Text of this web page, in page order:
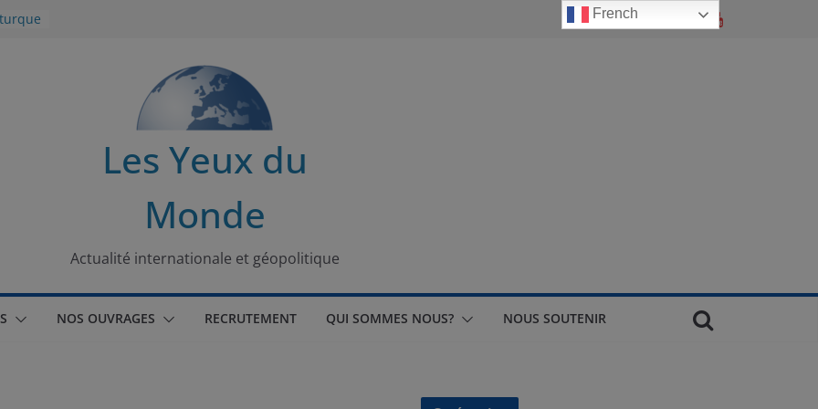
Les Yeux du
Monde
Actualité internationale et géopolitique
NOS OUVRAGES RECRUTEMENT QUI SOMMES NOUS? NOUS SOUTENIR
French